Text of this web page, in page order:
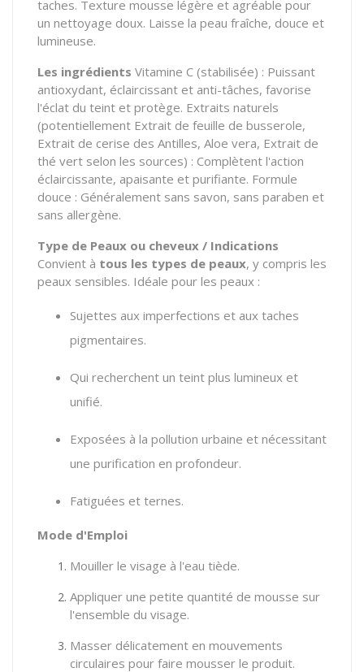
taches. Texture mousse légère et agréable pour
un nettoyage doux. Laisse la peau fraîche, douce et
lumineuse.
Les ingrédients Vitamine C (stabilisée) : Puissant
antioxydant, éclaircissant et anti-tâches, favorise
l'éclat du teint et protège. Extraits naturels
(potentiellement Extrait de feuille de busserole,
Extrait de cerise des Antilles, Aloe vera, Extrait de
thé vert selon les sources) : Complètent l'action
éclaircissante, apaisante et purifiante. Formule
douce : Généralement sans savon, sans paraben et
sans allergène.
Type de Peaux ou cheveux / Indications
Convient à tous les types de peaux, y compris les
peaux sensibles. Idéale pour les peaux :
Sujettes aux imperfections et aux taches
pigmentaires.
Qui recherchent un teint plus lumineux et
unifié.
Exposées à la pollution urbaine et nécessitant
une purification en profondeur.
Fatiguées et ternes.
Mode d'Emploi
Mouiller le visage à l'eau tiède.
Appliquer une petite quantité de mousse sur
l'ensemble du visage.
Masser délicatement en mouvements
circulaires pour faire mousser le produit.